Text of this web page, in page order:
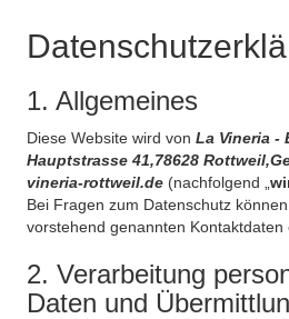
1. Allgemeines
Diese Website wird von La Vineria -
Hauptstrasse 41,78628
vineria-rottweil.de (nachfolgend „
Bei Fragen zum Datenschutz
vorstehend genannten Kontaktdaten
2. Verarbeitung
Daten und